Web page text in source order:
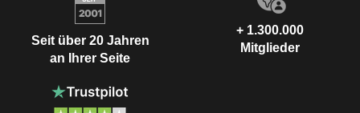
Seit über 20 Jahren
an Ihrer Seite
+ 1.300.000
Mitglieder